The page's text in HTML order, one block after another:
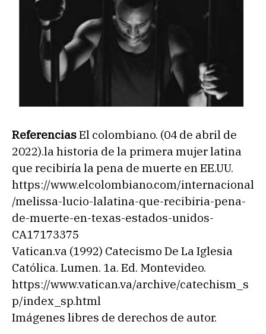
ReferenciasEl colombiano. (04 de abril de
2022).la historia de la primera mujer latina
que recibiría la pena de muerte en EE.UU.
https://www.elcolombiano.com/internacional
/melissa-lucio-lalatina-que-recibiria-pena-
de-muerte-en-texas-estados-unidos-
CA17173375
Vatican.va (1992) Catecismo De La Iglesia
Católica. Lumen. 1a. Ed. Montevideo.
https://www.vatican.va/archive/catechism_s
p/index_sp.html
Imágenes libres de derechos de autor.